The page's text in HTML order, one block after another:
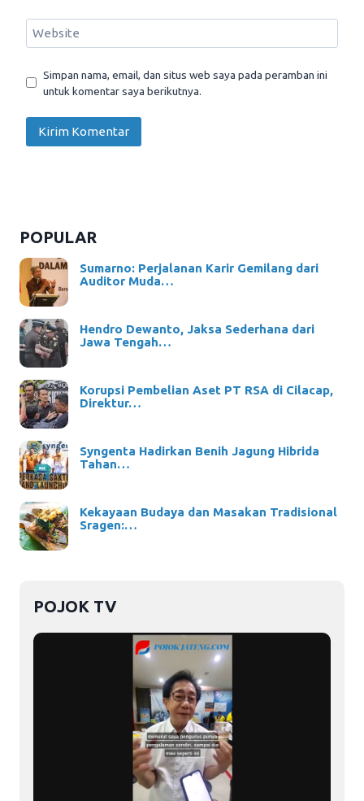
Website
Simpan nama, email, dan situs web saya pada peramban ini
untuk komentar saya berikutnya.
POPULAR
Sumarno: Perjalanan Karir Gemilang dari
Auditor Muda…
Hendro Dewanto, Jaksa Sederhana dari
Jawa Tengah…
Korupsi Pembelian Aset PT RSA di Cilacap,
Direktur…
Syngenta Hadirkan Benih Jagung Hibrida
Tahan…
Kekayaan Budaya dan Masakan Tradisional
Sragen:…
POJOK TV